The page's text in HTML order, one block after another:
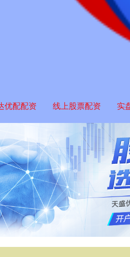
优配配资 线上股票配资 实